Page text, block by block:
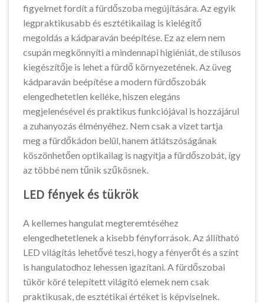
figyelmet fordít a fürdőszoba megújítására. Az egyik
legpraktikusabb és esztétikailag is kielégítő
megoldás a kádparaván beépítése. Ez az elem nem
csupán megkönnyíti a mindennapi higiéniát, de stílusos
kiegészítője is lehet a fürdő környezetének. Az üveg
kádparaván beépítése a modern fürdőszobák
elengedhetetlen kelléke, hiszen elegáns
megjelenésével és praktikus funkciójával is hozzájárul
a zuhanyozás élményéhez. Nem csak a vizet tartja
meg a fürdőkádon belül, hanem átlátszóságának
köszönhetően optikailag is nagyítja a fürdőszobát, így
az többé nem tűnik szűkösnek.
LED fények és tükrök
A kellemes hangulat megteremtéséhez
elengedhetetlenek a kisebb fényforrások. Az állítható
LED világítás lehetővé teszi, hogy a fényerőt és a színt
is hangulatodhoz lehessen igazítani. A fürdőszobai
tükör köré telepített világító elemek nem csak
praktikusak, de esztétikai értéket is képviselnek.